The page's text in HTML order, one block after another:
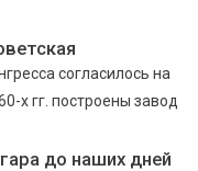
согласилось на
х гг. построены завод
до наших дней